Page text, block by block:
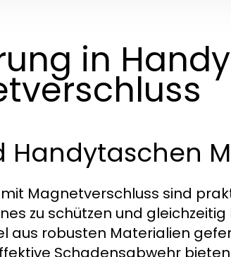
in
Handytaschen
Magnetverschluss sind
zu schützen und
aus robusten Materialien
Schadensabwehr